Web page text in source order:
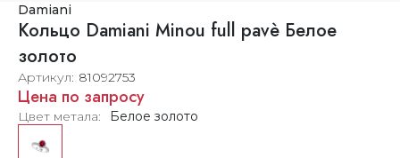
Damiani
Кольцо Damiani Minou full pavè Белое
золото
Артикул 81092753
Цена по запросу
Цвет метала Белое золото